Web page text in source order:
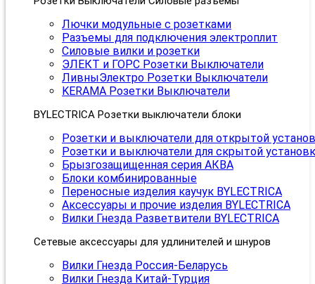
Лючки модульные с розетками
Разъемы для подключения электроплит
Силовые вилки и розетки
ЭЛЕКТ и ГОРС Розетки Выключатели
ЛивныЭлектро Розетки Выключатели
KERAMA Розетки Выключатели
BYLECTRICA Розетки выключатели блоки
Розетки и выключатели для открытой
Розетки и выключатели для скрытой
Брызгозащищенная серия АКВА
Блоки комбинированные
Переносные изделия каучук BYLECTRICA
Аксессуары и прочие изделия BYLECTRICA
Вилки Гнезда Разветвители BYLECTRICA
Сетевые аксессуары для удлинителей и шнуров
Вилки Гнезда Россия-Беларусь
Вилки Гнезда Китай-Турция